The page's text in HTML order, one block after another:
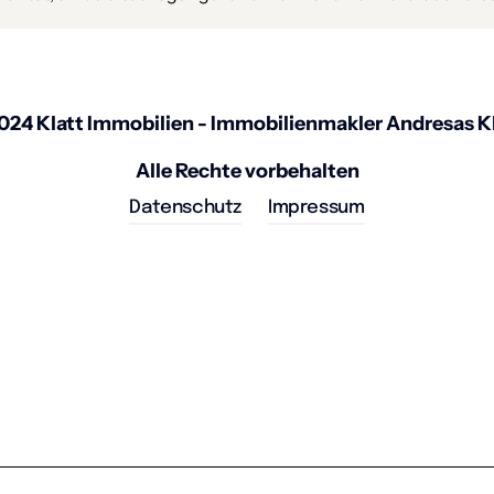
Klatt Immobilien - Immobilienmakler Andresas
Alle Rechte vorbehalten
Datenschutz Impressum